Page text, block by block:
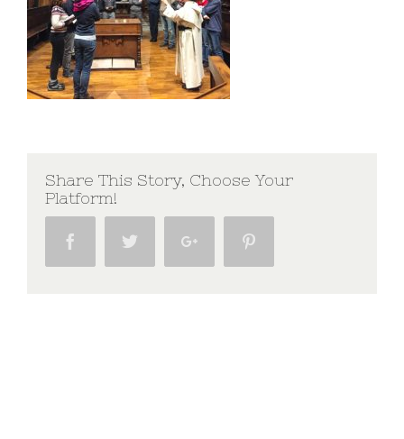
Share This Story, Choose Your
Platform!
Facebook Twitter Google+